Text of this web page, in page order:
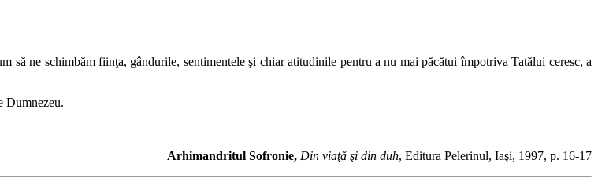
să ne schimbăm fiinţa, gândurile, sentimentele şi chiar atitudinile pentru a nu mai păcătui împotriva Tatălui ceresc, a
Dumnezeu.
Arhimandritul Sofronie, Din viaţă şi din duh, Editura Pelerinul, Iaşi, 1997, p. 16-17